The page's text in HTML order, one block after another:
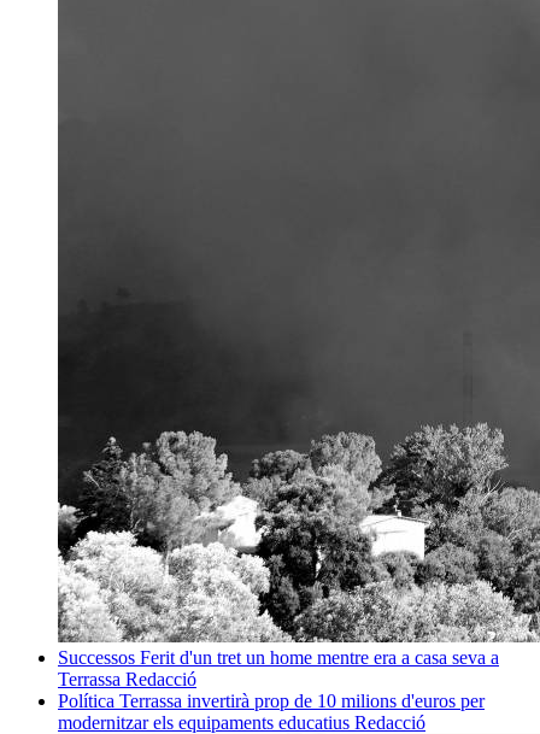
Successos Ferit d'un tret un home mentre era a casa seva a
Terrassa Redacció
Política Terrassa invertirà prop de 10 milions d'euros per
modernitzar els equipaments educatius Redacció